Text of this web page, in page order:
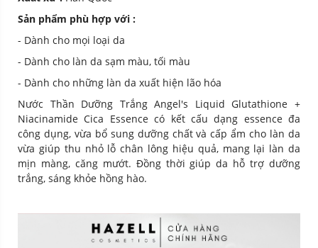
Sản phẩm phù hợp với :
- Dành cho mọi loại da
- Dành cho làn da sạm màu, tối màu
- Dành cho những làn da xuất hiện lão hóa
Nước Thần Dưỡng Trắng Angel's Liquid Glutathione +
Niacinamide Cica Essence có kết cấu dạng essence đa
công dụng, vừa bổ sung dưỡng chất và cấp ẩm cho làn da
vừa giúp thu nhỏ lỗ chân lông hiệu quả, mang lại làn da
mịn màng, căng mướt. Đồng thời giúp da hỗ trợ dưỡng
trắng, sáng khỏe hồng hào.